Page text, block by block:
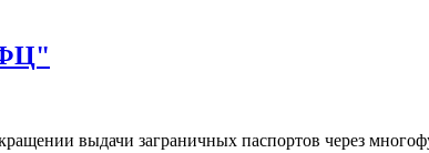
выдачи заграничных паспортов через